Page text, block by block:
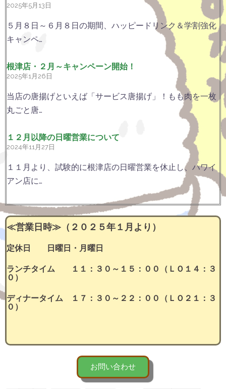
2025年5月13日
５月８日～６月８日の期間、ハッピードリンク＆学割強化
キャンペ…
根津店・２月～キャンペーン開始！
2025年1月26日
当店の唐揚げといえば「サービス唐揚げ」！もも肉を一枚
丸ごと唐…
１２月以降の日曜営業について
2024年11月27日
１１月より、試験的に根津店の日曜営業を休止し、ハワイ
アン店に…
≪営業日時≫（２０２５年１月より）
定休日 日曜日・月曜日
ランチタイム １１：３０～１５：００（ＬＯ１４：３
０）
ディナータイム １７：３０～２２：００（ＬＯ２１：３
０）
お問い合わせ